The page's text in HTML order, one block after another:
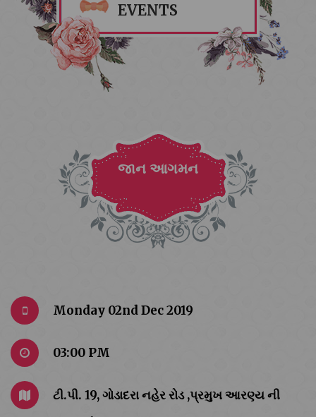
EVENTS
જાન આગમન
Monday 02nd Dec 2019
03:00 PM
ટી.પી. 19, ગોડાદરા નહેર રોડ ,પ્રમુખ આરણ્ય ની